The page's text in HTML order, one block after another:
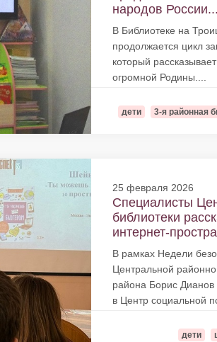
народов России...
В Библиотеке на
продолжается цикл
который
огромной Родины....
дети 3-я районная
25 февраля 2026
Специалисты
библиотеки
интернет-
В рамках Недели
Центральной
района Борис
в Центр социальной
дети